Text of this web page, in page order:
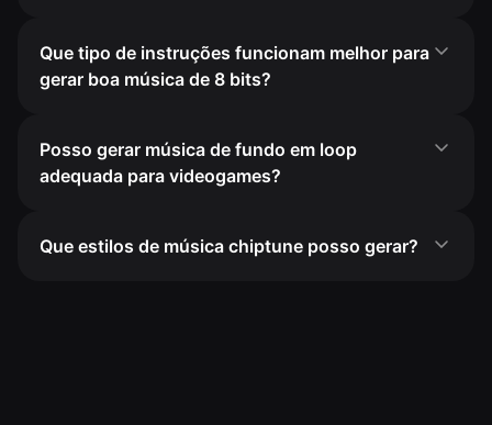
Que tipo de instruções funcionam melhor para
gerar boa música de 8 bits?
Posso gerar música de fundo em loop
adequada para videogames?
Que estilos de música chiptune posso gerar?